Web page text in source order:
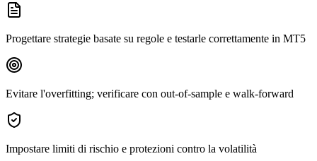
Progettare strategie basate su regole e testarle correttamente in MT5
Evitare l'overfitting; verificare con out-of-sample e walk-forward
Impostare limiti di rischio e protezioni contro la volatilità